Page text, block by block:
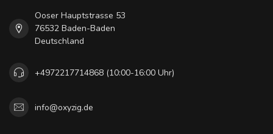
Ooser Hauptstrasse 53
76532 Baden-Baden
Deutschland
+4972217714868 (10:00-16:00 Uhr)
info@oxyzig.de